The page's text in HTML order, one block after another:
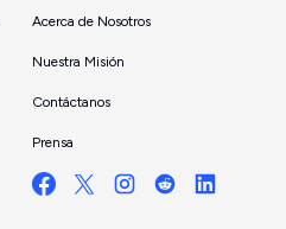
Acerca de Nosotros
Nuestra Misión
Contáctanos
Prensa